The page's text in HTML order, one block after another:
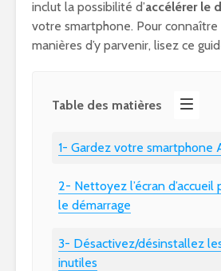
inclut la possibilité d’accélérer le
votre smartphone. Pour connaître
manières d’y parvenir, lisez ce
Table des matières
1- Gardez votre smartphone
2- Nettoyez l’écran d’accueil
le démarrage
3- Désactivez/désinstallez
inutiles